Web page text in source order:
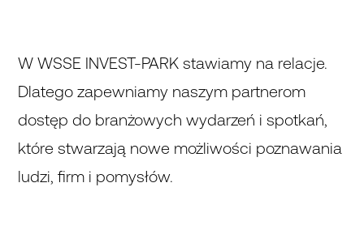
W WSSE INVEST-PARK stawiamy na relacje.
Dlatego zapewniamy naszym partnerom
dostęp do branżowych wydarzeń i spotkań,
które stwarzają nowe możliwości poznawania
ludzi, firm i pomysłów.